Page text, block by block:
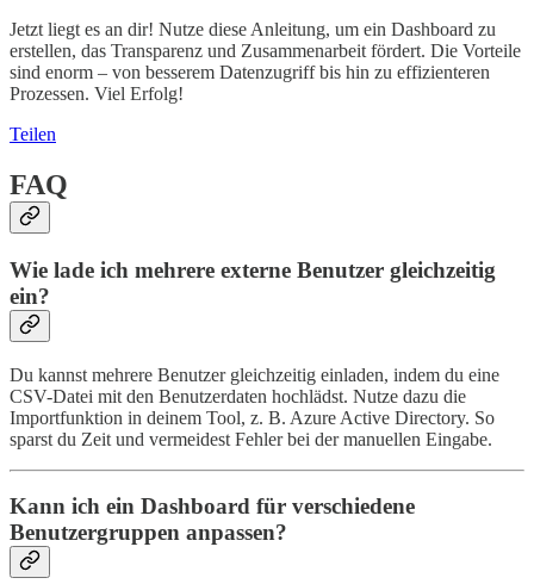
Jetzt liegt es an dir! Nutze diese Anleitung, um ein Dashboard zu
erstellen, das Transparenz und Zusammenarbeit fördert. Die Vorteile
sind enorm – von besserem Datenzugriff bis hin zu effizienteren
Prozessen. Viel Erfolg!
Teilen
FAQ
Wie lade ich mehrere externe Benutzer gleichzeitig
ein?
Du kannst mehrere Benutzer gleichzeitig einladen, indem du eine
CSV-Datei mit den Benutzerdaten hochlädst. Nutze dazu die
Importfunktion in deinem Tool, z. B. Azure Active Directory. So
sparst du Zeit und vermeidest Fehler bei der manuellen Eingabe.
Kann ich ein Dashboard für verschiedene
Benutzergruppen anpassen?